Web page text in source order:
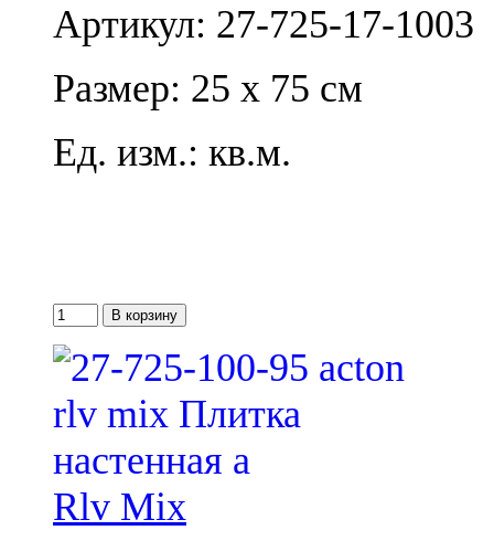
Артикул: 27-725-17-1003
Размер: 25 x 75 см
Ед. изм.: кв.м.
Rlv Mix